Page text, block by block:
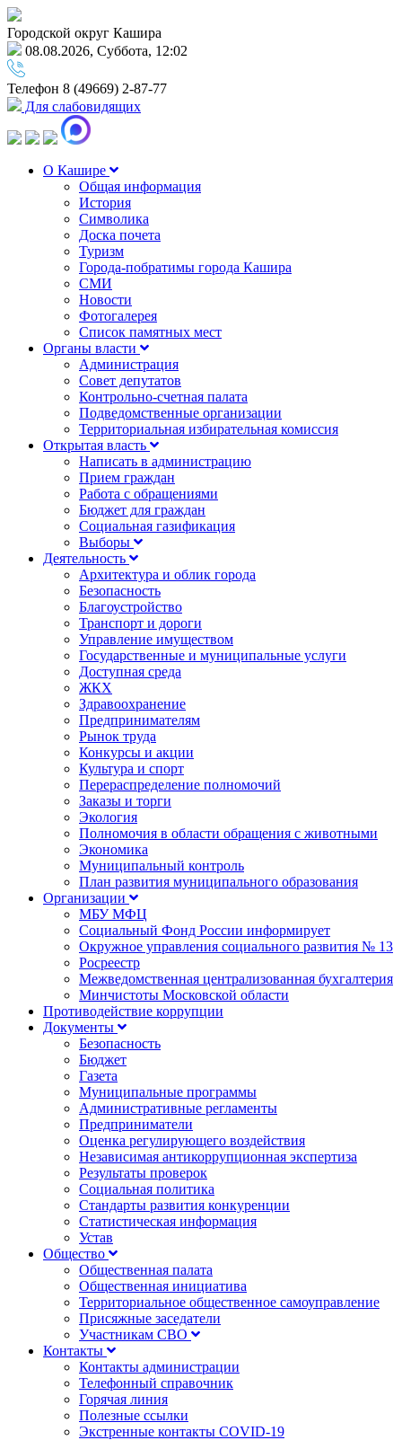
Городской округ Кашира
08.08.2026, Суббота, 12:02
Телефон 8 (49669) 2-87-77
Для слабовидящих
О Кашире
Общая информация
История
Символика
Доска почета
Туризм
Города-побратимы города Кашира
СМИ
Новости
Фотогалерея
Список памятных мест
Органы власти
Администрация
Совет депутатов
Контрольно-счетная палата
Подведомственные организации
Территориальная избирательная комиссия
Открытая власть
Написать в администрацию
Прием граждан
Работа с обращениями
Бюджет для граждан
Социальная газификация
Выборы
Деятельность
Архитектура и облик города
Безопасность
Благоустройство
Транспорт и дороги
Управление имуществом
Государственные и муниципальные услуги
Доступная среда
ЖКХ
Здравоохранение
Предпринимателям
Рынок труда
Конкурсы и акции
Культура и спорт
Перераспределение полномочий
Заказы и торги
Экология
Полномочия в области обращения с животными
Экономика
Муниципальный контроль
План развития муниципального образования
Организации
МБУ МФЦ
Социальный Фонд России информирует
Окружное управления социального развития № 13
Росреестр
Межведомственная централизованная бухгалтерия
Минчистоты Московской области
Противодействие коррупции
Документы
Безопасность
Бюджет
Газета
Муниципальные программы
Административные регламенты
Предприниматели
Оценка регулирующего воздействия
Независимая антикоррупционная экспертиза
Результаты проверок
Социальная политика
Стандарты развития конкуренции
Статистическая информация
Устав
Общество
Общественная палата
Общественная инициатива
Территориальное общественное самоуправление
Присяжные заседатели
Участникам СВО
Контакты
Контакты администрации
Телефонный справочник
Горячая линия
Полезные ссылки
Экстренные контакты COVID-19